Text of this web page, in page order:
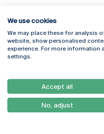
Rua Diogo Botelho 1327
4169-005 Porto
+351 226 196 240
We use cookies
We may place these for analysis
website, show personalised
experience. For more information
settings.
Accept all
No, adjust